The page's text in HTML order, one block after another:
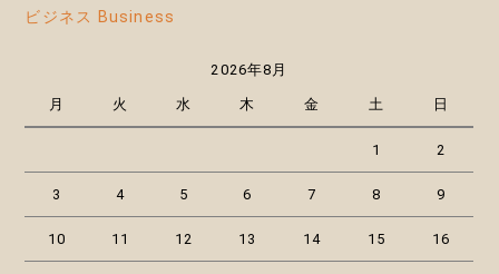
ビジネス Business
2026年8月
月 火 水 木 金 土 日
1 2
3 4 5 6 7 8 9
10 11 12 13 14 15 16